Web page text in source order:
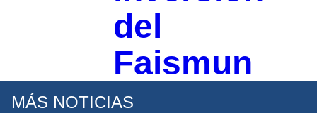
del
Faismun
MÁS NOTICIAS